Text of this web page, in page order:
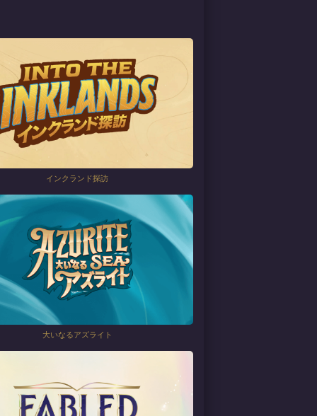
インクランド探訪
大いなるアズライト